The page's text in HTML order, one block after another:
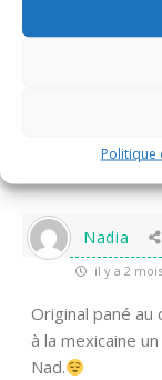
Politique
Nadia
il y a 2 mois
Original pané au
à la mexicaine
Nad.